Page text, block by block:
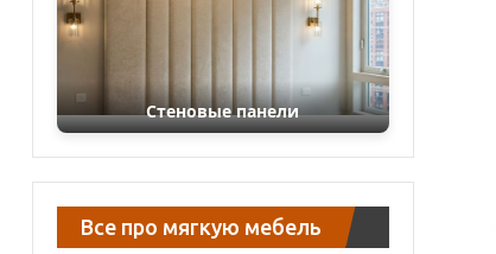
Стеновые панели
Все про мягкую мебель